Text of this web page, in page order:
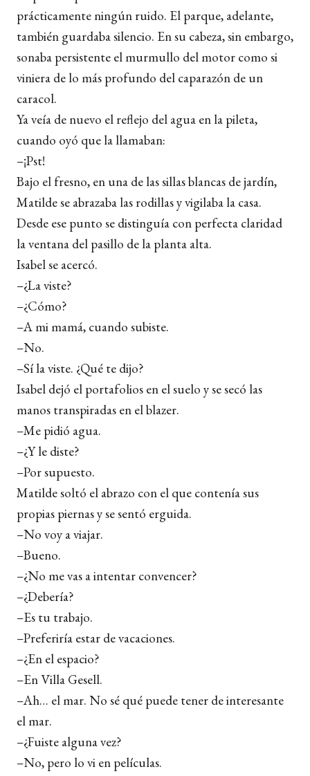
prácticamente ningún ruido. El parque, adelante,
también guardaba silencio. En su cabeza, sin embargo,
sonaba persistente el murmullo del motor como si
viniera de lo más profundo del caparazón de un
caracol.
Ya veía de nuevo el reflejo del agua en la pileta,
cuando oyó que la llamaban:
–¡Pst!
Bajo el fresno, en una de las sillas blancas de jardín,
Matilde se abrazaba las rodillas y vigilaba la casa.
Desde ese punto se distinguía con perfecta claridad
la ventana del pasillo de la planta alta.
Isabel se acercó.
–¿La viste?
–¿Cómo?
–A mi mamá, cuando subiste.
–No.
–Sí la viste. ¿Qué te dijo?
Isabel dejó el portafolios en el suelo y se secó las
manos transpiradas en el blazer.
–Me pidió agua.
–¿Y le diste?
–Por supuesto.
Matilde soltó el abrazo con el que contenía sus
propias piernas y se sentó erguida.
–No voy a viajar.
–Bueno.
–¿No me vas a intentar convencer?
­–¿Debería?
–Es tu trabajo.
–Preferiría estar de vacaciones.
–¿En el espacio?
­–En Villa Gesell.
–Ah… el mar. No sé qué puede tener de interesante
el mar.
–¿Fuiste alguna vez?
–No, pero lo vi en películas.